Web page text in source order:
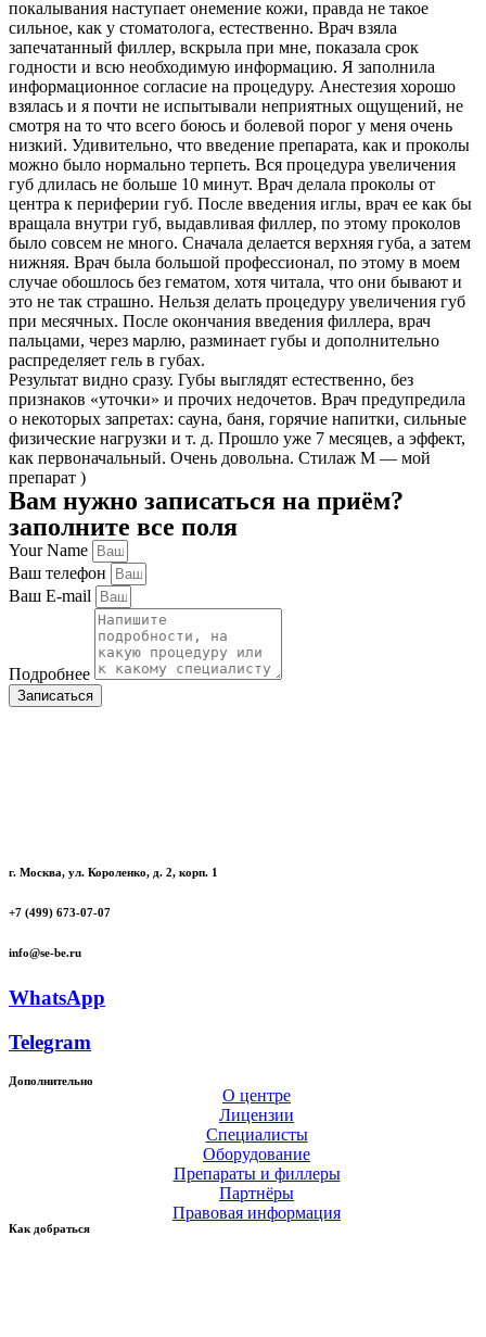
покалывания наступает онемение кожи, правда не такое
сильное, как у стоматолога, естественно. Врач взяла
запечатанный филлер, вскрыла при мне, показала срок
годности и всю необходимую информацию. Я заполнила
информационное согласие на процедуру. Анестезия хорошо
взялась и я почти не испытывали неприятных ощущений, не
смотря на то что всего боюсь и болевой порог у меня очень
низкий. Удивительно, что введение препарата, как и проколы
можно было нормально терпеть. Вся процедура увеличения
губ длилась не больше 10 минут. Врач делала проколы от
центра к периферии губ. После введения иглы, врач ее как бы
вращала внутри губ, выдавливая филлер, по этому проколов
было совсем не много. Сначала делается верхняя губа, а затем
нижняя. Врач была большой профессионал, по этому в моем
случае обошлось без гематом, хотя читала, что они бывают и
это не так страшно. Нельзя делать процедуру увеличения губ
при месячных. После окончания введения филлера, врач
пальцами, через марлю, разминает губы и дополнительно
распределяет гель в губах.
Результат видно сразу. Губы выглядят естественно, без
признаков «уточки» и прочих недочетов. Врач предупредила
о некоторых запретах: сауна, баня, горячие напитки, сильные
физические нагрузки и т. д. Прошло уже 7 месяцев, а эффект,
как первоначальный. Очень довольна. Стилаж М — мой
препарат )
Вам нужно записаться на приём?
заполните все поля
Your Name
Ваш телефон
Ваш E-mail
Подробнее
Записаться
г. Москва, ул. Короленко, д. 2, корп. 1
+7 (499) 673-07-07
info@se-be.ru
WhatsApp
Telegram
Дополнительно
О центре
Лицензии
Специалисты
Оборудование
Препараты и филлеры
Партнёры
Правовая информация
Как добраться